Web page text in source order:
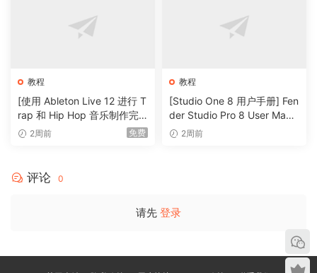
method which will allow you to play very fast
breakbeats.
P2P
教程
[使用 Ableton Live 12 进行 T
rap 和 Hip Hop 音乐制作完
整教程] Udemy Trap and Hi
（6.2GB）
2周前 免费
教程
[Studio One 8 用户手册] Fen
der Studio Pro 8 User Manu
al v8.1.0-R2R（931MB）
2周前
评论 0
请先 登录